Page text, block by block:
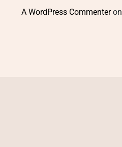
A WordPress Commenteron